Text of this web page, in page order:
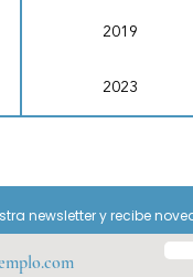
2019
2023
newsletter y recibe